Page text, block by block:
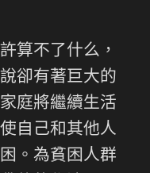
算不了什么，
卻有著巨大的
庭將繼續生活
自己和其他人
。為貧困人群